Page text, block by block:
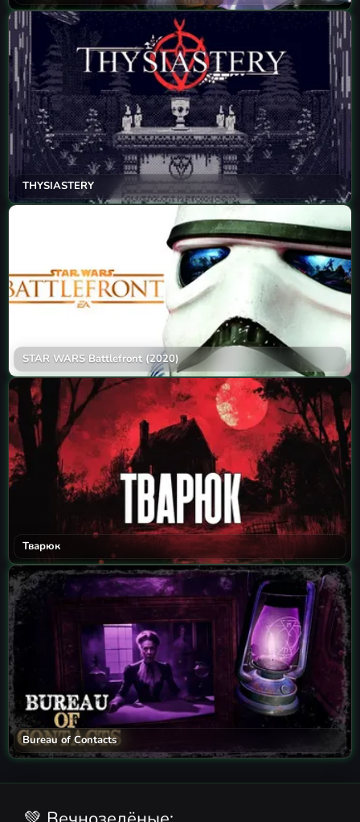
THYSIASTERY
STAR WARS Battlefront (2020)
Тварюк
Bureau of Contacts